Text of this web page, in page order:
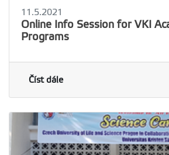
11.5.2021
Online Info Session for VKI
Programs
Číst dále